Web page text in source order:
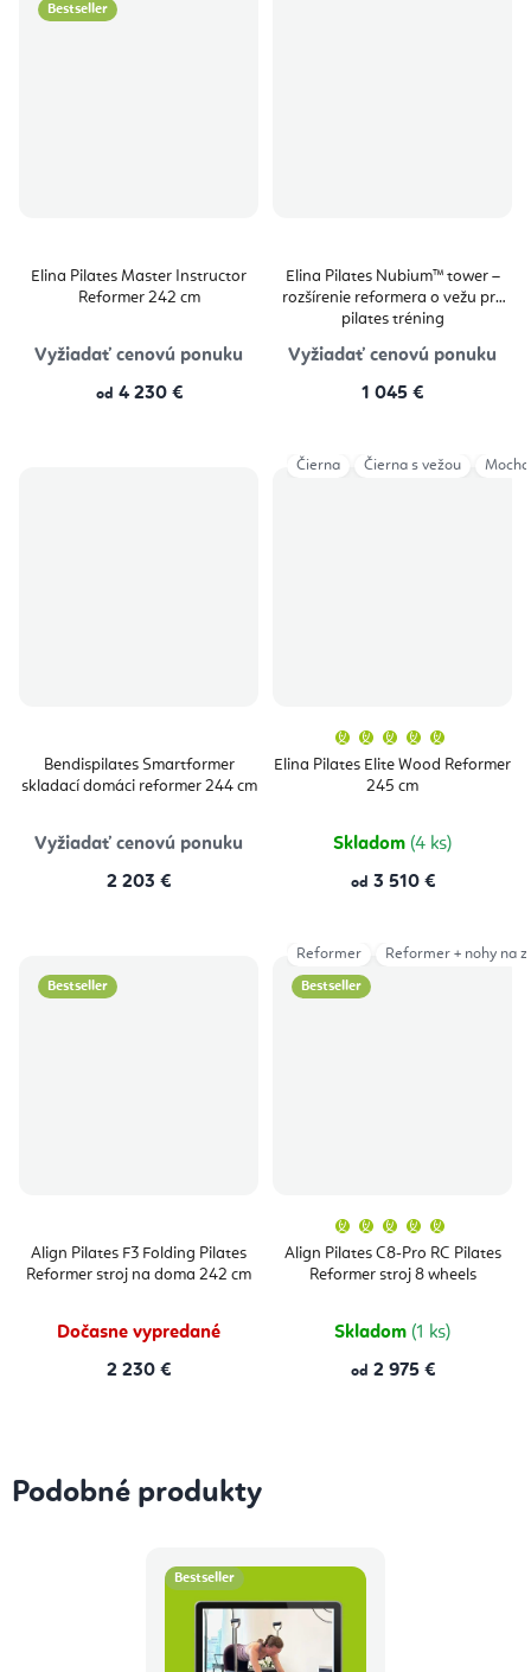
Bestseller
Elina Pilates Master Instructor
Reformer 242 cm
Vyžiadať cenovú ponuku
od 4 230 €
Elina Pilates Nubium™ tower –
rozšírenie reformera o vežu pre
pilates tréning
Vyžiadať cenovú ponuku
1 045 €
Bendispilates Smartformer
skladací domáci reformer 244 cm
Vyžiadať cenovú ponuku
2 203 €
Elina Pilates Elite Wood Reformer
245 cm
produktu
je
Skladom (4 ks)
od 3 510 €
Čierna Čierna s vežou Mocha
Bestseller
Align Pilates F3 Folding Pilates
Reformer stroj na doma 242 cm
Dočasne vypredané
2 230 €
Bestseller
Align Pilates C8-Pro RC Pilates
Reformer stroj 8 wheels
produktu
je
5,0
Skladom (1 ks)
od 2 975 €
Reformer Reformer + nohy na
Podobné produkty
Bestseller